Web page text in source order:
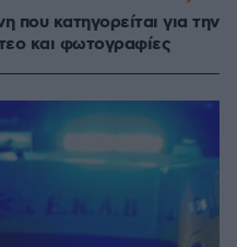
που κατηγορείται για την
και φωτογραφίες